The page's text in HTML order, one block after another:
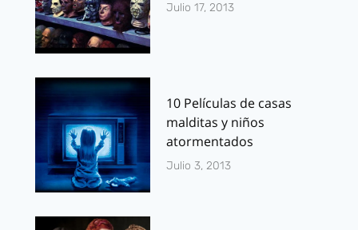
Julio 17, 2013
10 Películas de casas
malditas y niños
atormentados
Julio 3, 2013